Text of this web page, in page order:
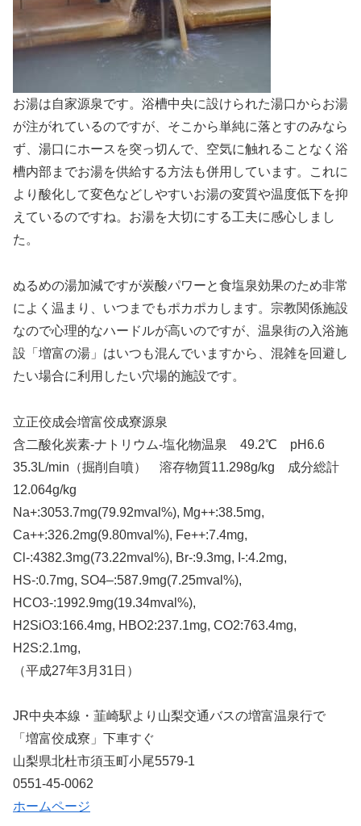
お湯は自家源泉です。浴槽中央に設けられた湯口からお湯
が注がれているのですが、そこから単純に落とすのみなら
ず、湯口にホースを突っ切んで、空気に触れることなく浴
槽内部までお湯を供給する方法も併用しています。これに
より酸化して変色などしやすいお湯の変質や温度低下を抑
えているのですね。お湯を大切にする工夫に感心しまし
た。
ぬるめの湯加減ですが炭酸パワーと食塩泉効果のため非常
によく温まり、いつまでもポカポカします。宗教関係施設
なので心理的なハードルが高いのですが、温泉街の入浴施
設「増富の湯」はいつも混んでいますから、混雑を回避し
たい場合に利用したい穴場的施設です。
立正佼成会増富佼成寮源泉
含二酸化炭素-ナトリウム-塩化物温泉 49.2℃ pH6.6
35.3L/min（掘削自噴） 溶存物質11.298g/kg 成分総計
12.064g/kg
Na+:3053.7mg(79.92mval%), Mg++:38.5mg,
Ca++:326.2mg(9.80mval%), Fe++:7.4mg,
Cl-:4382.3mg(73.22mval%), Br-:9.3mg, I-:4.2mg,
HS-:0.7mg, SO4–:587.9mg(7.25mval%),
HCO3-:1992.9mg(19.34mval%),
H2SiO3:166.4mg, HBO2:237.1mg, CO2:763.4mg,
H2S:2.1mg,
（平成27年3月31日）
JR中央本線・韮崎駅より山梨交通バスの増富温泉行で
「増富佼成寮」下車すぐ
山梨県北杜市須玉町小尾5579-1
0551-45-0062
ホームページ